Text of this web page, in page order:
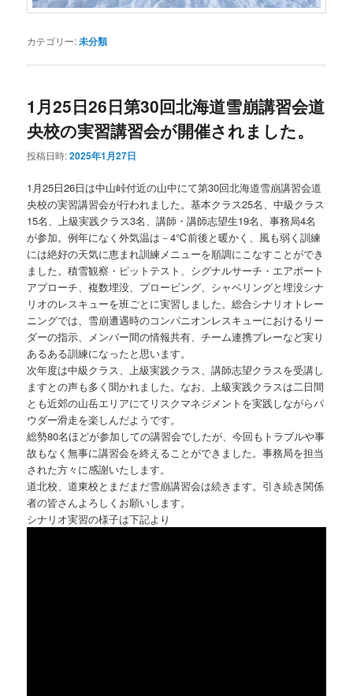
カテゴリー:未分類
1月25日26日第30回北海道雪崩講習会道
央校の実習講習会が開催されました。
投稿日時:2025年1月27日
1月25日26日は中山峠付近の山中にて第30回北海道雪崩講習会道
央校の実習講習会が行われました。基本クラス25名、中級クラス
15名、上級実践クラス3名、講師・講師志望生19名、事務局4名
が参加。例年になく外気温は－4℃前後と暖かく、風も弱く訓練
には絶好の天気に恵まれ訓練メニューを順調にこなすことができ
ました。積雪観察・ピットテスト、シグナルサーチ・エアポート
アプローチ、複数埋没、プロービング、シャベリングと埋没シナ
リオのレスキューを班ごとに実習しました。総合シナリオトレー
ニングでは、雪崩遭遇時のコンパニオンレスキューにおけるリー
ダーの指示、メンバー間の情報共有、チーム連携プレーなど実り
あるある訓練になったと思います。
次年度は中級クラス、上級実践クラス、講師志望クラスを受講し
ますとの声も多く聞かれました。なお、上級実践クラスは二日間
とも近郊の山岳エリアにてリスクマネジメントを実践しながらパ
ウダー滑走を楽しんだようです。
総勢80名ほどが参加しての講習会でしたが、今回もトラブルや事
故もなく無事に講習会を終えることができました。事務局を担当
された方々に感謝いたします。
道北校、道東校とまだまだ雪崩講習会は続きます。引き続き関係
者の皆さんよろしくお願いします。
シナリオ実習の様子は下記より